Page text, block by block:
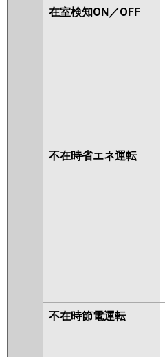
在室検知ON／OFF
不在時省エネ運転
不在時節電運転